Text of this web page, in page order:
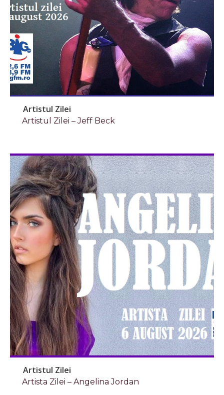
Artistul Zilei
Artistul Zilei – Jeff Beck
Artistul Zilei
Artista Zilei – Angelina Jordan